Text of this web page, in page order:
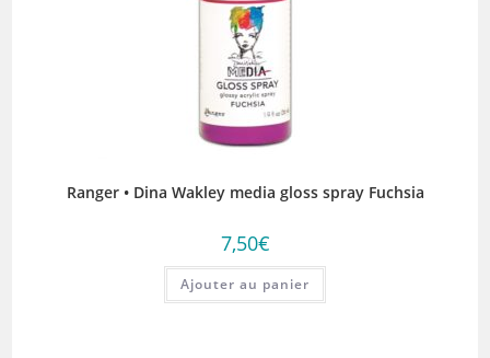
Ranger • Dina Wakley media gloss spray Fuchsia
7,50€
Ajouter au panier